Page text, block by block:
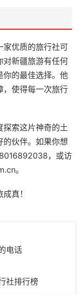
家优质的旅行社可
对新疆旅游有任何
你的最佳选择。他
，使得每一次旅行
探索这片神奇的土
的伙伴。如果你想
，或访
。
真！
电话
社排行榜